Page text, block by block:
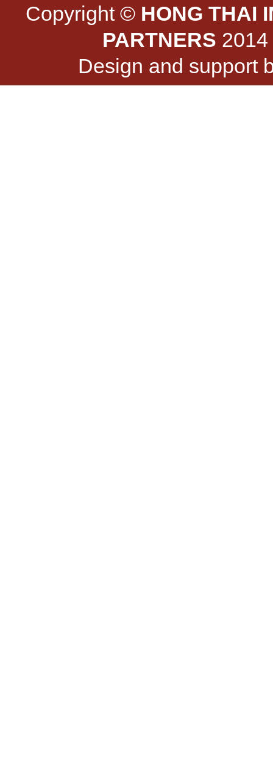
Copyright © HONG THAI
PARTNERS
Design and support